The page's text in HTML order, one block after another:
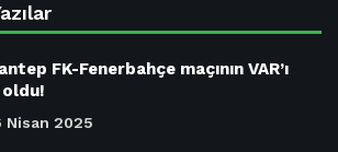
FK-Fenerbahçe maçının VAR’ı
Nisan 2025